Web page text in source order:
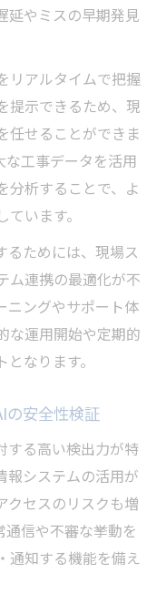
延やミスの早期発見
リアルタイムで把握
提示できるため、現
任せることができま
な工事データを活用
分析することで、よ
います。
るためには、現場ス
ム連携の最適化が不
ニングやサポート体
な運用開始や定期的
なります。
の安全性検証
する高い検出力が特
報システムの活用が
クセスのリスクも増
信や不審な挙動を
通知する機能を備え